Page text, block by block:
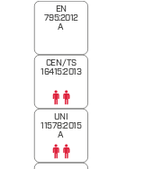
EN
795:2012
A
CEN/TS
16415:2013
UNI
11578:2015
A